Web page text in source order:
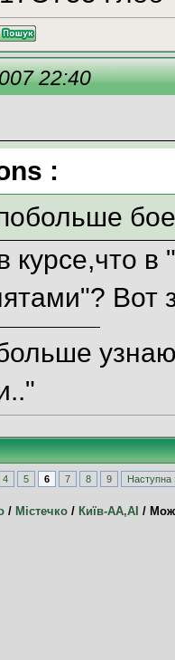
22:40
:
курсе,что в
Вот
4 5 6 7 8 9 Наступна
/ Містечко/ Київ-АА,АI /